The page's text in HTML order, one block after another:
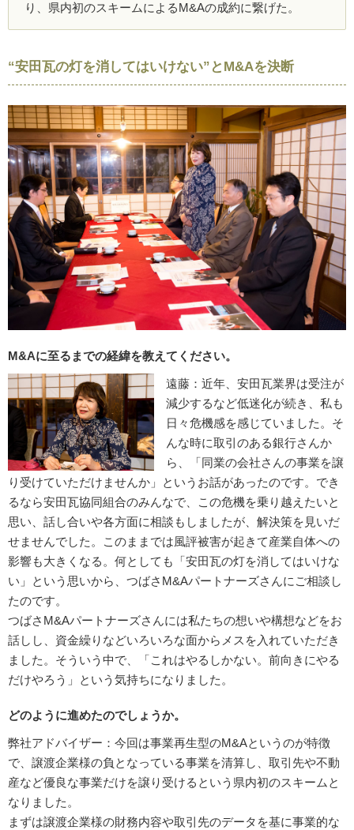
り、県内初のスキームによるM&Aの成約に繋げた。
“安田瓦の灯を消してはいけない”とM&Aを決断
M&Aに至るまでの経緯を教えてください。
遠藤：近年、安田瓦業界は受注が
減少するなど低迷化が続き、私も
日々危機感を感じていました。そ
んな時に取引のある銀行さんか
ら、「同業の会社さんの事業を譲
り受けていただけませんか」というお話があったのです。でき
るなら安田瓦協同組合のみんなで、この危機を乗り越えたいと
思い、話し合いや各方面に相談もしましたが、解決策を見いだ
せませんでした。このままでは風評被害が起きて産業自体への
影響も大きくなる。何としても「安田瓦の灯を消してはいけな
い」という思いから、つばさM&Aパートナーズさんにご相談し
たのです。
つばさM&Aパートナーズさんには私たちの想いや構想などをお
話しし、資金繰りなどいろいろな面からメスを入れていただき
ました。そういう中で、「これはやるしかない。前向きにやる
だけやろう」という気持ちになりました。
どのように進めたのでしょうか。
弊社アドバイザー：今回は事業再生型のM&Aというのが特徴
で、譲渡企業様の負となっている事業を清算し、取引先や不動
産など優良な事業だけを譲り受けるという県内初のスキームと
なりました。
まずは譲渡企業様の財務内容や取引先のデータを基に事業的な